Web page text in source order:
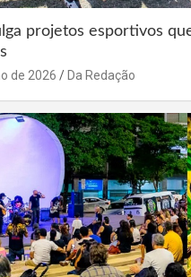
projetos esportivos
de 2026 Da Redação